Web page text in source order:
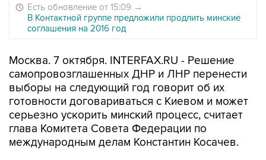
Есть обновление от 15:09 →
В Контактной группе предложили продлить минские
соглашения на 2016 год
Москва. 7 октября. INTERFAX.RU - Решение
самопровозглашенных ДНР и ЛНР перенести
выборы на следующий год говорит об их
готовности договариваться с Киевом и может
серьезно ускорить минский процесс, считает
глава Комитета Совета Федерации по
международным делам Константин Косачев.